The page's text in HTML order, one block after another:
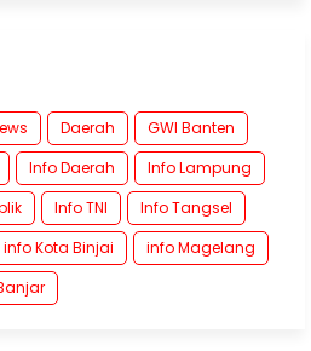
Daerah
GWI Banten
Info Daerah
Info Lampung
Info TNI
Info Tangsel
info Kota Binjai
info Magelang